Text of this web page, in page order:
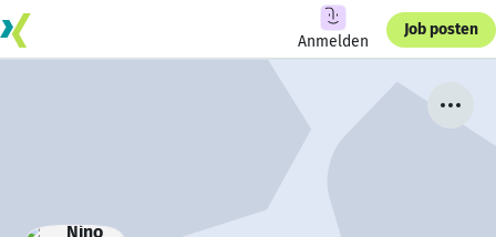
Anmelden
Job posten